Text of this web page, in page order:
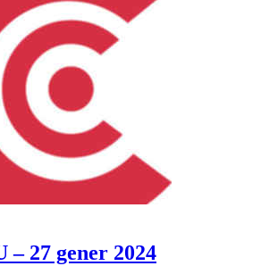
27 gener 2024